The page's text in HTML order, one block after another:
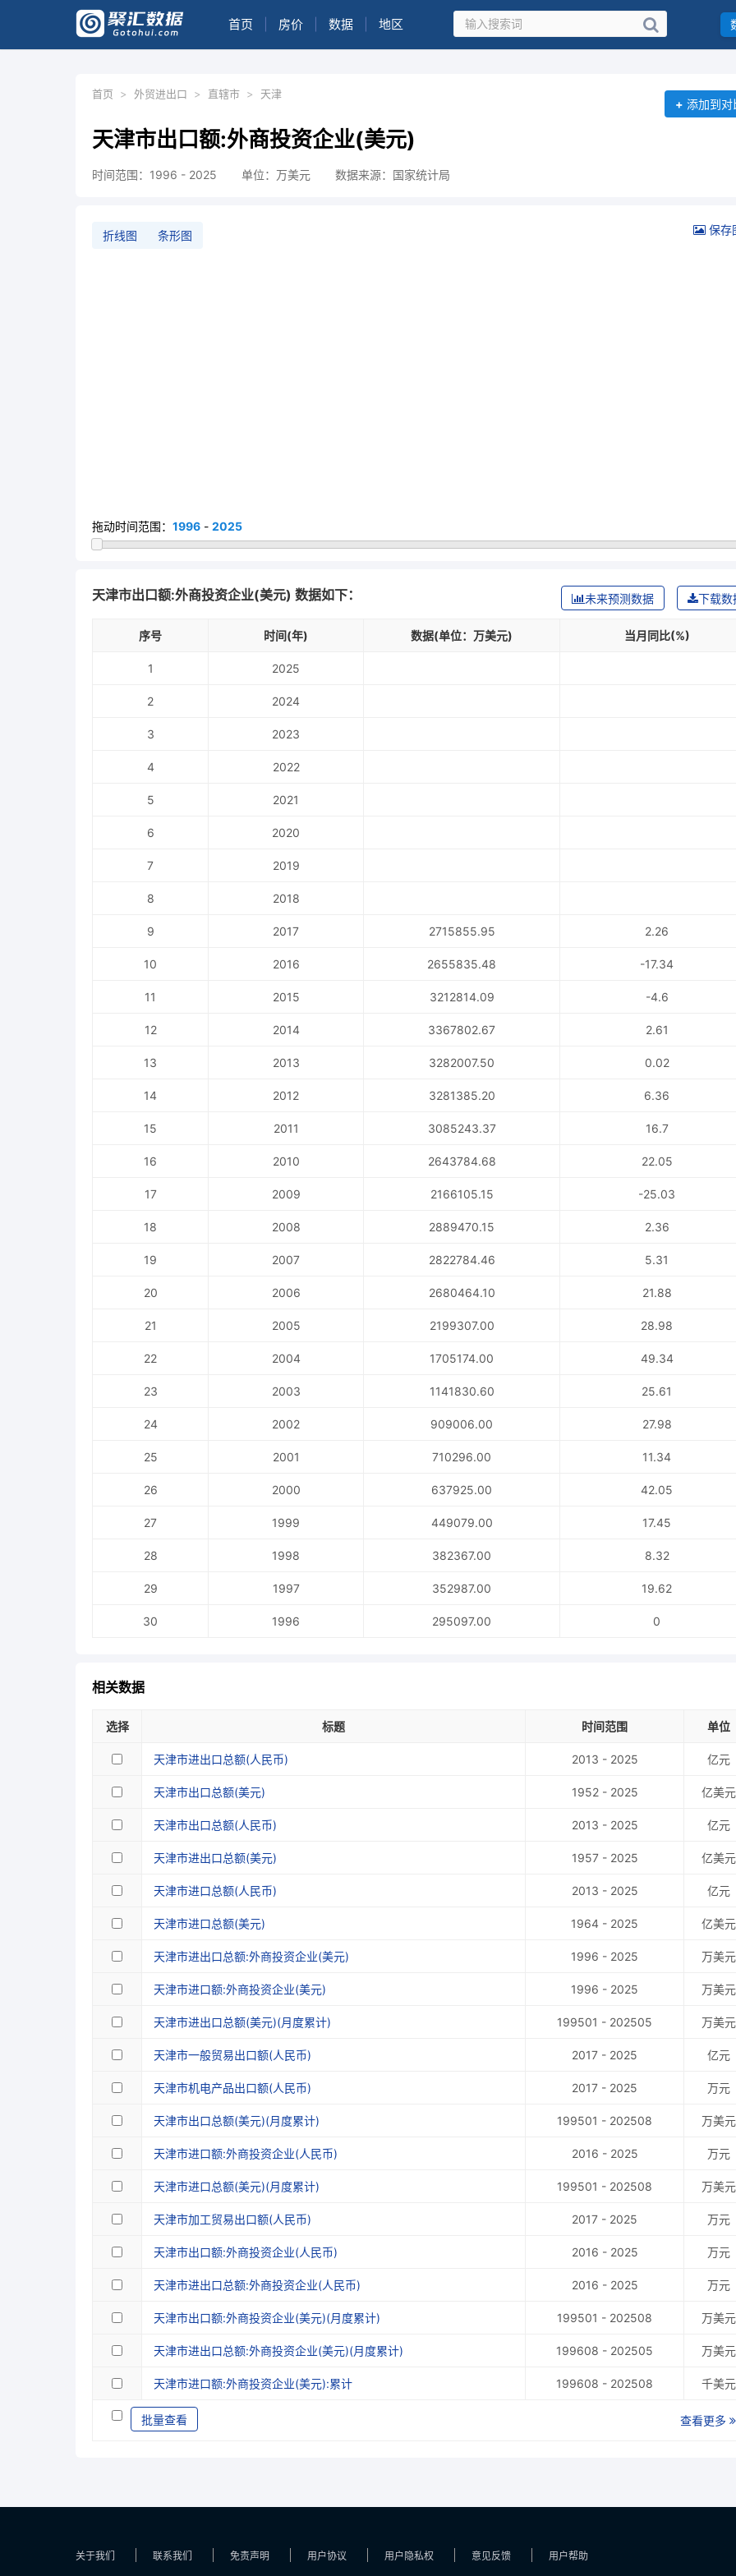
首页 房价 数据 地区
首页 > 外贸进出口 > 直辖市 > 天津
天津市出口额:外商投资企业(美元)
时间范围：1996 - 2025 单位：万美元 数据来源：国家统计局
+ 添加到对
折线图 条形图 保存
拖动时间范围： 1996 - 2025
天津市出口额:外商投资企业(美元) 数据如下： 下载数
未来预测数据
序号 时间(年) 数据(单位：万美元) 当月同比(%)
1 2025
2 2024
3 2023
4 2022
5 2021
6 2020
7 2019
8 2018
9 2017 2715855.95 2.26
10 2016 2655835.48 -17.34
11 2015 3212814.09 -4.6
12 2014 3367802.67 2.61
13 2013 3282007.50 0.02
14 2012 3281385.20 6.36
15 2011 3085243.37 16.7
16 2010 2643784.68 22.05
17 2009 2166105.15 -25.03
18 2008 2889470.15 2.36
19 2007 2822784.46 5.31
20 2006 2680464.10 21.88
21 2005 2199307.00 28.98
22 2004 1705174.00 49.34
23 2003 1141830.60 25.61
24 2002 909006.00 27.98
25 2001 710296.00 11.34
26 2000 637925.00 42.05
27 1999 449079.00 17.45
28 1998 382367.00 8.32
29 1997 352987.00 19.62
30 1996 295097.00 0
相关数据
选择 标题 时间范围 单位
天津市进出口总额(人民币) 2013 - 2025 亿元
天津市出口总额(美元) 1952 - 2025 亿美元
天津市出口总额(人民币) 2013 - 2025 亿元
天津市进出口总额(美元) 1957 - 2025 亿美元
天津市进口总额(人民币) 2013 - 2025 亿元
天津市进口总额(美元) 1964 - 2025 亿美元
天津市进出口总额:外商投资企业(美元) 1996 - 2025 万美元
天津市进口额:外商投资企业(美元) 1996 - 2025 万美元
天津市进出口总额(美元)(月度累计) 199501 - 202505 万美元
天津市一般贸易出口额(人民币) 2017 - 2025 亿元
天津市机电产品出口额(人民币) 2017 - 2025 万元
天津市出口总额(美元)(月度累计) 199501 - 202508 万美元
天津市进口额:外商投资企业(人民币) 2016 - 2025 万元
天津市进口总额(美元)(月度累计) 199501 - 202508 万美元
天津市加工贸易出口额(人民币) 2017 - 2025 万元
天津市出口额:外商投资企业(人民币) 2016 - 2025 万元
天津市进出口总额:外商投资企业(人民币) 2016 - 2025 万元
天津市出口额:外商投资企业(美元)(月度累计) 199501 - 202508 万美元
天津市进出口总额:外商投资企业(美元)(月度累计) 199608 - 202505 万美元
天津市进口额:外商投资企业(美元):累计 199608 - 202508 千美元
批量查看 查看更多
关于我们 联系我们 免责声明 用户协议 用户隐私权 意见反馈 用户帮助